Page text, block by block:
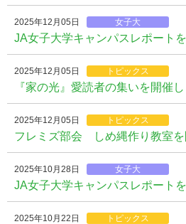
2025年12月05日 女子大
JA女子大学キャンパスレポート
2025年12月05日 トピックス
『家の光』愛読者の集いを開催
2025年12月05日 トピックス
フレミズ部会 しめ縄作り教室を
2025年10月28日 女子大
JA女子大学キャンパスレポート
2025年10月22日 トピックス